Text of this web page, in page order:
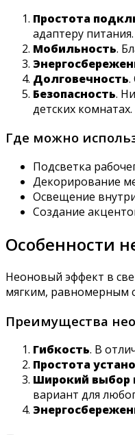
Простота
адаптеру питания.
Мобильность.
Долговечность.
Безопасность.
детских комнатах.
Где можно
Подсветка
Декорирование
Освещение
Создание
Особенности
Неоновый эффект в
мягким, равномерным
Преимущества
Гибкость. В
Простота
Широкий выбор
вариант для